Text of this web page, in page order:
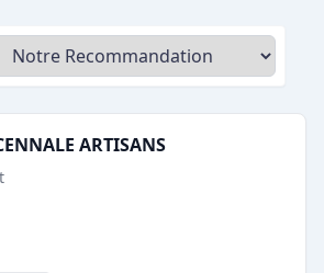
ARTISANS